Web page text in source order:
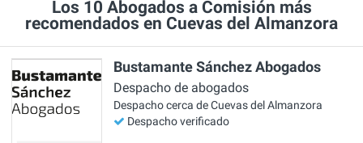
Los 10 Abogados a Comisión más
recomendados en Cuevas del Almanzora
Bustamante Sánchez Abogados
Despacho de abogados
Despacho cerca de Cuevas del Almanzora
Despacho verificado